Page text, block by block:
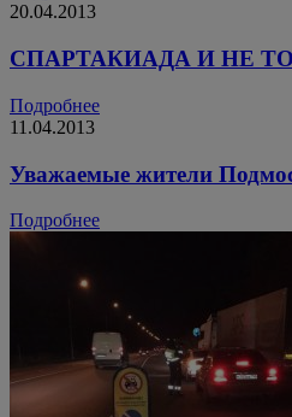
20.04.2013
СПАРТАКИАДА И НЕ
Подробнее
11.04.2013
Уважаемые жители
Подробнее